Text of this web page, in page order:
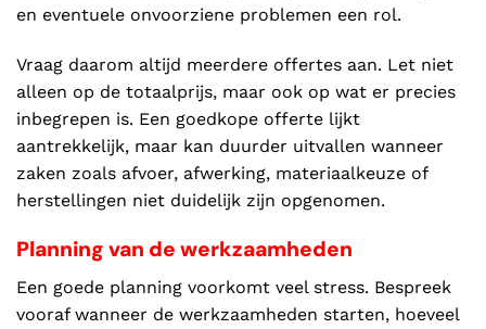
en eventuele onvoorziene problemen een rol.
Vraag daarom altijd meerdere offertes aan. Let niet
alleen op de totaalprijs, maar ook op wat er precies
inbegrepen is. Een goedkope offerte lijkt
aantrekkelijk, maar kan duurder uitvallen wanneer
zaken zoals afvoer, afwerking, materiaalkeuze of
herstellingen niet duidelijk zijn opgenomen.
Planning van de werkzaamheden
Een goede planning voorkomt veel stress. Bespreek
vooraf wanneer de werkzaamheden starten, hoeveel